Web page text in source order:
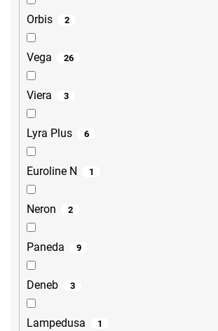
Orbis 2
Vega 26
Viera 3
Lyra Plus 6
Euroline N 1
Neron 2
Paneda 9
Deneb 3
Lampedusa 1